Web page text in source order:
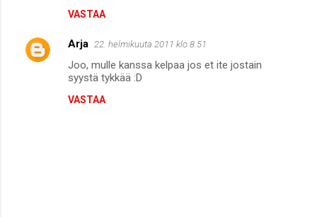
i
VASTAA
Arja 22. helmikuuta 2011 klo 8.51
Joo, mulle kanssa kelpaa jos et ite jostain
syystä tykkää :D
VASTAA